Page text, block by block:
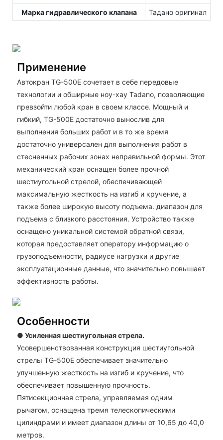
Марка гидравлического клапана
Тадано оригинал
Применение
Автокран TG-500E сочетает в себе передовые
технологии и обширные ноу-хау Tadano, позволяющие
превзойти любой кран в своем классе. Мощный и
гибкий, TG-500E достаточно вынослив для
выполнения больших работ и в то же время
достаточно универсален для выполнения работ в
стесненных рабочих зонах неправильной формы. Этот
механический кран оснащен более прочной
шестиугольной стрелой, обеспечивающей
максимальную жесткость на изгиб и кручение, а
также более широкую высоту подъема. диапазон для
подъема с близкого расстояния. Устройство также
оснащено уникальной системой обратной связи,
которая предоставляет оператору информацию о
грузоподъемности, радиусе нагрузки и другие
эксплуатационные данные, что значительно повышает
эффективность работы.
Особенности
● Усиленная шестиугольная стрела.
Усовершенствованная конструкция шестиугольной
стрелы TG-500E обеспечивает значительно
улучшенную жесткость на изгиб и кручение, что
обеспечивает повышенную прочность.
Пятисекционная стрела, управляемая одним
рычагом, оснащена тремя телескопическими
цилиндрами и имеет диапазон длины от 10,65 до 40,0
метров.